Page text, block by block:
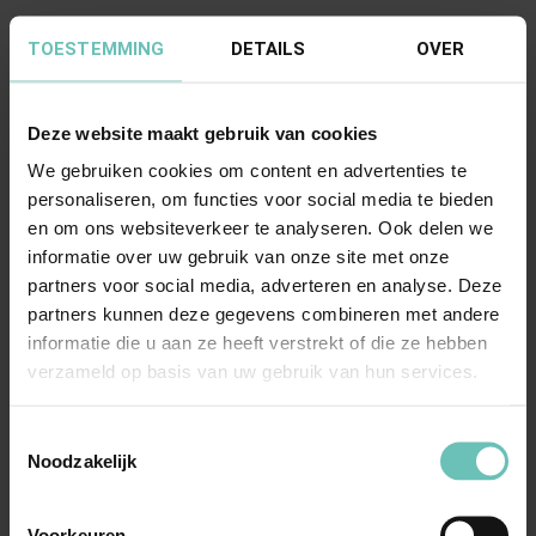
TOESTEMMING DETAILS OVER
Deze website maakt gebruik van cookies
We gebruiken cookies om content en advertenties te
personaliseren, om functies voor social media te bieden
en om ons websiteverkeer te analyseren. Ook delen we
informatie over uw gebruik van onze site met onze
partners voor social media, adverteren en analyse. Deze
partners kunnen deze gegevens combineren met andere
informatie die u aan ze heeft verstrekt of die ze hebben
verzameld op basis van uw gebruik van hun services.
Noodzakelijk
17 APRIL 2026
Uitspraak Hoge Raad: Faillissementsrecht
(ECLI:NL:HR:2026:662, 17 april 2026, nr.
Vaststelling voorschot op salaris curator (art. 71